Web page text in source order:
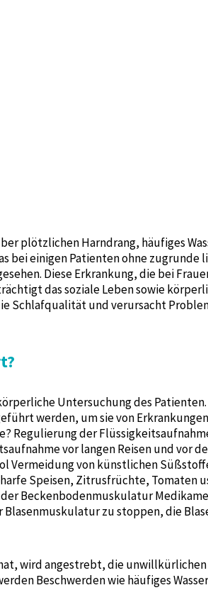
plötzlichen Harndrang, häufiges
einigen Patienten ohne zugrunde
Diese Erkrankung, die bei
das soziale Leben sowie
Schlafqualität und verursacht
Untersuchung des
werden, um sie von
Regulierung der
vor langen Reisen und vor
Vermeidung von künstlichen
Speisen, Zitrusfrüchte, Tomaten
Beckenbodenmuskulatur
zu stoppen, die
wird angestrebt, die
Beschwerden wie häufiges